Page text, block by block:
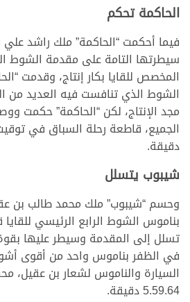
الحاكمة تحكم
فيما أحكمت “الحاكمة” ملك راشد
سيطرتها التامة على مقدمة الشوط
المخصص للقايا بكار إنتاج، وقدمت
الشوط الذي تنافست فيه العديد من
مجد الإنتاج، لكن “الحاكمة” حكمت
دقيقة.
شيبوب يتسلل
وحسم “شيبوب” ملك محمد طالب بن
بناموس الشوط الرابع الرئيسي للقايا
تسلل إلى المقدمة وسيطر عليها
في الظفر بناموس واحد من أقوى
السيارة والناموس لشعار بن عقيل،
5.59.64 دقيقة.